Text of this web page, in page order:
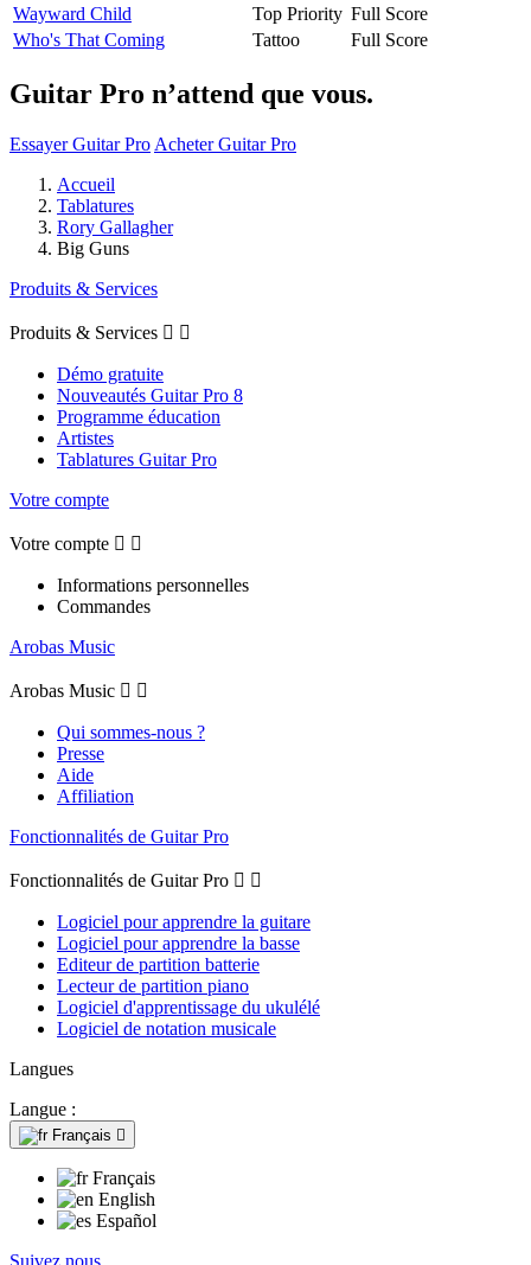
Wayward Child
Top Priority Full Score
Who's That Coming
Tattoo Full Score
Guitar Pro n’attend que vous.
Essayer Guitar Pro Acheter Guitar Pro
Accueil
Tablatures
Rory Gallagher
Big Guns
Produits & Services
Produits & Services  
Démo gratuite
Nouveautés Guitar Pro 8
Programme éducation
Artistes
Tablatures Guitar Pro
Votre compte
Votre compte  
Informations personnelles
Commandes
Arobas Music
Arobas Music  
Qui sommes-nous ?
Presse
Aide
Affiliation
Fonctionnalités de Guitar Pro
Fonctionnalités de Guitar Pro  
Logiciel pour apprendre la guitare
Logiciel pour apprendre la basse
Editeur de partition batterie
Lecteur de partition piano
Logiciel d'apprentissage du ukulélé
Logiciel de notation musicale
Langues
Langue :
Français 
Français
English
Español
Suivez nous